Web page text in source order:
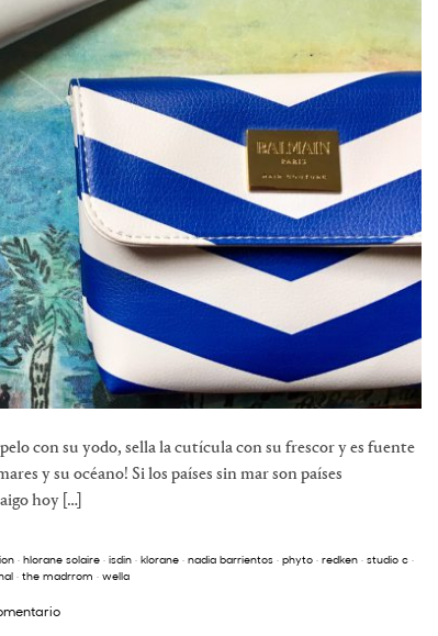
con su yodo, sella la cutícula con su frescor y es fuente
y su océano! Si los países sin mar son países
hoy […]
· hlorane solaire · isdin · klorane · nadia barrientos · phyto · redken · studio c ·
· the madrrom · wella